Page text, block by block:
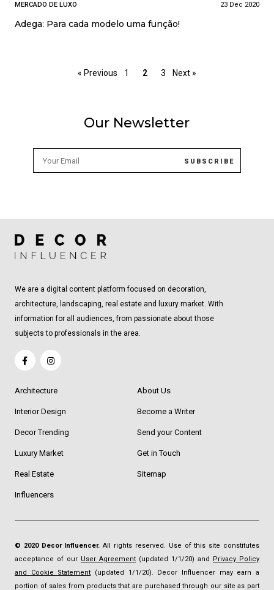
MERCADO DE LUXO 23 Dec 2020
Adega: Para cada modelo uma função!
« Previous 1 2 3 Next »
Our Newsletter
We are a digital content platform focused on decoration,
architecture, landscaping, real estate and luxury market. With
information for all audiences, from passionate about those
subjects to professionals in the area.
Architecture
Interior Design
Decor Trending
Luxury Market
Real Estate
Influencers
About Us
Become a Writer
Send your Content
Get in Touch
Sitemap
© 2020 Decor Influencer. All rights reserved. Use of this site constitutes
acceptance of our User Agreement (updated 1/1/20) and Privacy Policy
and Cookie Statement (updated 1/1/20). Decor Influencer may earn a
portion of sales from products that are purchased through our site as part